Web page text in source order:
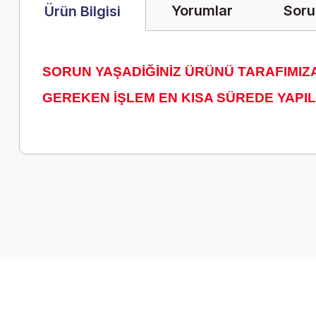
Ürün Bilgisi Yorumlar
SORUN YAŞADİĞİNİZ ÜRÜNÜ
GEREKEN İŞLEM EN KISA SÜREDE